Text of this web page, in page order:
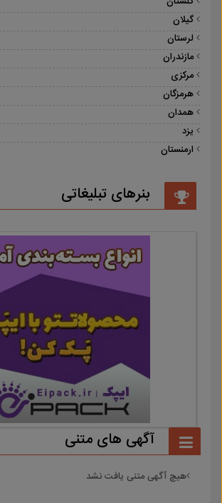
گیلان
لرستان
مازندران
مرکزی
هرمزگان
همدان
یزد
ارمنستان
بنرهای تبلیغاتی
آگهی های متنی
هیچ آگهی متنی یافت نشد